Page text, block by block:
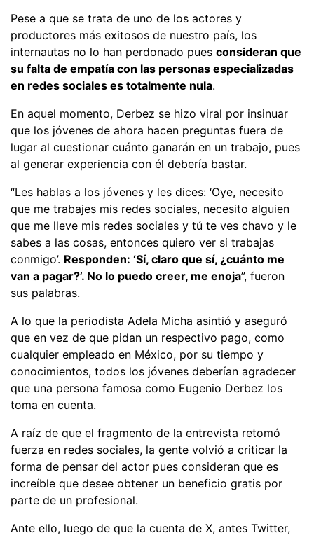
Pese a que se trata de uno de los actores y
productores más exitosos de nuestro país, los
internautas no lo han perdonado pues consideran que
su falta de empatía con las personas especializadas
en redes sociales es totalmente nula.
En aquel momento, Derbez se hizo viral por insinuar
que los jóvenes de ahora hacen preguntas fuera de
lugar al cuestionar cuánto ganarán en un trabajo, pues
al generar experiencia con él debería bastar.
“Les hablas a los jóvenes y les dices: ‘Oye, necesito
que me trabajes mis redes sociales, necesito alguien
que me lleve mis redes sociales y tú te ves chavo y le
sabes a las cosas, entonces quiero ver si trabajas
conmigo’. Responden: ‘Sí, claro que sí, ¿cuánto me
van a pagar?’. No lo puedo creer, me enoja”, fueron
sus palabras.
A lo que la periodista Adela Micha asintió y aseguró
que en vez de que pidan un respectivo pago, como
cualquier empleado en México, por su tiempo y
conocimientos, todos los jóvenes deberían agradecer
que una persona famosa como Eugenio Derbez los
toma en cuenta.
A raíz de que el fragmento de la entrevista retomó
fuerza en redes sociales, la gente volvió a criticar la
forma de pensar del actor pues consideran que es
increíble que desee obtener un beneficio gratis por
parte de un profesional.
Ante ello, luego de que la cuenta de X, antes Twitter,